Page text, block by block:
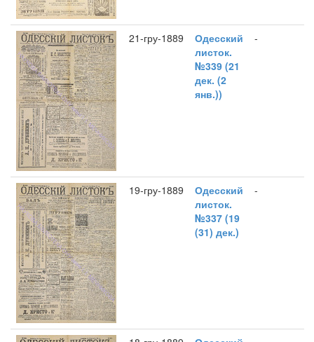
21-гру-1889
Одесский
листок.
№339 (21
дек. (2
янв.))
-
19-гру-1889
Одесский
листок.
№337 (19
(31) дек.)
-